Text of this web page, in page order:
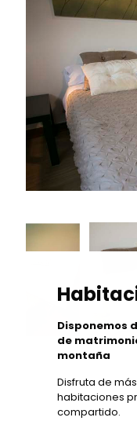
Disponemos
de
montaña
Disfruta de
habitaciones
compartido.